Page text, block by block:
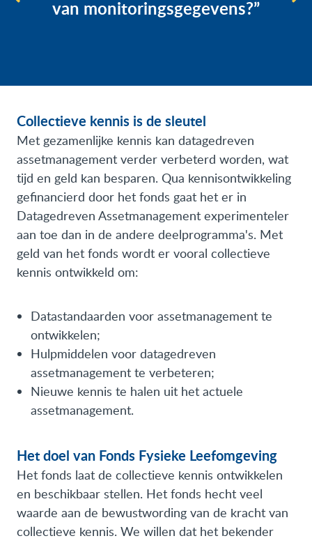
monitoringsgegevens?”
betere
Collectieve kennis is de sleutel
Met gezamenlijke kennis kan datagedreven
assetmanagement verder verbeterd worden, wat
tijd en geld kan besparen. Qua kennisontwikkeling
gefinancierd door het fonds gaat het er in
Datagedreven Assetmanagement experimenteler
aan toe dan in de andere deelprogramma's. Met
geld van het fonds wordt er vooral collectieve
kennis ontwikkeld om:
Datastandaarden voor assetmanagement te
ontwikkelen;
Hulpmiddelen voor datagedreven
assetmanagement te verbeteren;
Nieuwe kennis te halen uit het actuele
assetmanagement.
Het doel van Fonds Fysieke Leefomgeving
Het fonds laat de collectieve kennis ontwikkelen
en beschikbaar stellen. Het fonds hecht veel
waarde aan de bewustwording van de kracht van
collectieve kennis. We willen dat het bekender